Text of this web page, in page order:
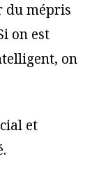
du mépris
on est
on
et